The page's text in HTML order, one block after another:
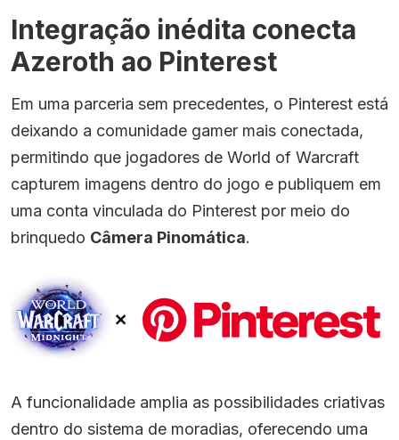
Integração inédita conecta
Azeroth ao Pinterest
Em uma parceria sem precedentes, o Pinterest está
deixando a comunidade gamer mais conectada,
permitindo que jogadores de World of Warcraft
capturem imagens dentro do jogo e publiquem em
uma conta vinculada do Pinterest por meio do
brinquedo Câmera Pinomática.
A funcionalidade amplia as possibilidades criativas
dentro do sistema de moradias, oferecendo uma